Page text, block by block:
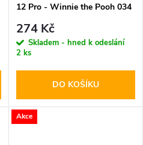
12 Pro - Winnie the Pooh 034
274 Kč
Skladem - hned k odeslání
2 ks
DO KOŠÍKU
Akce